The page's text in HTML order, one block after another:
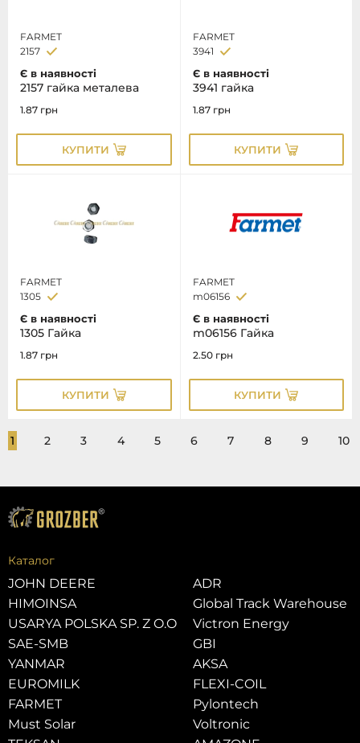
FARMET
2157
Є в наявності
2157 гайка металева
1.87 грн
КУПИТИ
FARMET
3941
Є в наявності
3941 гайка
1.87 грн
КУПИТИ
FARMET
1305
Є в наявності
1305 Гайка
1.87 грн
КУПИТИ
FARMET
m06156
Є в наявності
m06156 Гайка
2.50 грн
КУПИТИ
1 2 3 4 5 6 7 8 9 10
Каталог
JOHN DEERE
HIMOINSA
USARYA POLSKA SP. Z O.O
SAE-SMB
YANMAR
EUROMILK
FARMET
Must Solar
ADR
Global Track Warehouse
Victron Energy
GBI
AKSA
FLEXI-COIL
Pylontech
Voltronic